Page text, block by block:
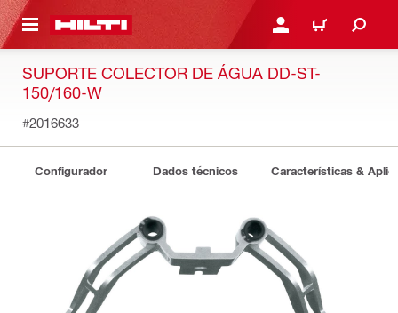
CONTENT ENTRAR OU REGISTAR
CARRINHO
SUPORTE COLECTOR DE ÁGUA DD-ST-
150/160-W
#2016633
Configurador Dados técnicos Características &